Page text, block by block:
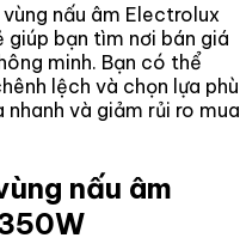
nấu âm Electrolux
giúp bạn tìm nơi bán giá
minh. Bạn có thể
lệch và chọn lựa phù
nhanh và giảm rủi ro mua
nấu âm